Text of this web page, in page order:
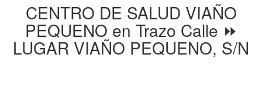
CENTRO DE SALUD VIAÑO
PEQUENO en Trazo Calle ⏩
LUGAR VIAÑO PEQUENO, S/N